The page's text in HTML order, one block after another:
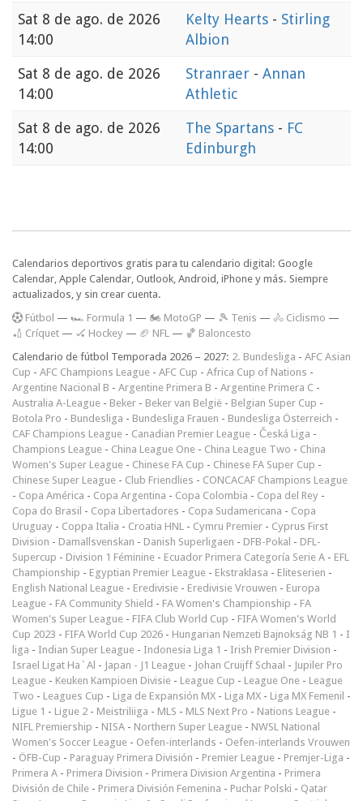
Sat 8 de ago. de 2026
14:00
Kelty Hearts - Stirling
Albion
Sat 8 de ago. de 2026
14:00
Stranraer - Annan
Athletic
Sat 8 de ago. de 2026
14:00
The Spartans - FC
Edinburgh
Calendarios deportivos gratis para tu calendario digital: Google
Calendar, Apple Calendar, Outlook, Android, iPhone y más. Siempre
actualizados, y sin crear cuenta.
Fútbol — 🏎️ Formula 1 — 🏍 MotoGP — 🎾 Tenis — 🚴 Ciclismo —
🏏 Críquet — 🏑 Hockey — 🏈 NFL — 🏀 Baloncesto
Calendario de fútbol Temporada 2026 – 2027: 2. Bundesliga - AFC Asian
Cup - AFC Champions League - AFC Cup - Africa Cup of Nations -
Argentine Nacional B - Argentine Primera B - Argentine Primera C -
Australia A-League - Beker - Beker van België - Belgian Super Cup -
Botola Pro - Bundesliga - Bundesliga Frauen - Bundesliga Österreich -
CAF Champions League - Canadian Premier League - Česká Liga -
Champions League - China League One - China League Two - China
Women's Super League - Chinese FA Cup - Chinese FA Super Cup -
Chinese Super League - Club Friendlies - CONCACAF Champions League
- Copa América - Copa Argentina - Copa Colombia - Copa del Rey -
Copa do Brasil - Copa Libertadores - Copa Sudamericana - Copa
Uruguay - Coppa Italia - Croatia HNL - Cymru Premier - Cyprus First
Division - Damallsvenskan - Danish Superligaen - DFB-Pokal - DFL-
Supercup - Division 1 Féminine - Ecuador Primera Categoría Serie A - EFL
Championship - Egyptian Premier League - Ekstraklasa - Eliteserien -
English National League - Eredivisie - Eredivisie Vrouwen - Europa
League - FA Community Shield - FA Women's Championship - FA
Women's Super League - FIFA Club World Cup - FIFA Women's World
Cup 2023 - FIFA World Cup 2026 - Hungarian Nemzeti Bajnokság NB 1 - I
liga - Indian Super League - Indonesia Liga 1 - Irish Premier Division -
Israel Ligat Ha`Al - Japan - J1 League - Johan Cruijff Schaal - Jupiler Pro
League - Keuken Kampioen Divisie - League Cup - League One - League
Two - Leagues Cup - Liga de Expansión MX - Liga MX - Liga MX Femenil -
Ligue 1 - Ligue 2 - Meistriliiga - MLS - MLS Next Pro - Nations League -
NIFL Premiership - NISA - Northern Super League - NWSL National
Women's Soccer League - Oefen-interlands - Oefen-interlands Vrouwen
- ÖFB-Cup - Paraguay Primera División - Premier League - Premjer-Liga -
Primera A - Primera Division - Primera Division Argentina - Primera
División de Chile - Primera División Femenina - Puchar Polski - Qatar